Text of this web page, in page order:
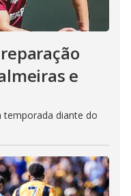
e
diante do